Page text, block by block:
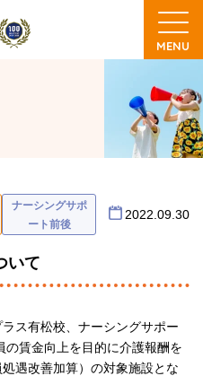
ナーシングサポ
ート前後
2022.09.30
いて
ス有松校、ナーシングサポー
の賃金向上を目的に介護報酬を
遇改善加算）の対象施設とな